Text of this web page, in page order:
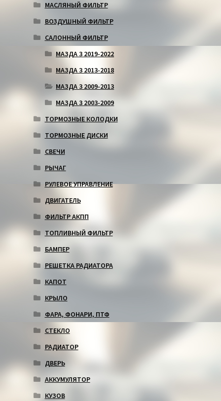
МАСЛЯНЫЙ ФИЛЬТР
ВОЗДУШНЫЙ ФИЛЬТР
САЛОННЫЙ ФИЛЬТР
МАЗДА 3 2019-2022
МАЗДА 3 2013-2018
МАЗДА 3 2009-2013
МАЗДА 3 2003-2009
ТОРМОЗНЫЕ КОЛОДКИ
ТОРМОЗНЫЕ ДИСКИ
СВЕЧИ
РЫЧАГ
РУЛЕВОЕ УПРАВЛЕНИЕ
ДВИГАТЕЛЬ
ФИЛЬТР АКПП
ТОПЛИВНЫЙ ФИЛЬТР
БАМПЕР
РЕШЕТКА РАДИАТОРА
КАПОТ
КРЫЛО
ФАРА, ФОНАРИ, ПТФ
СТЕКЛО
РАДИАТОР
ДВЕРЬ
АККУМУЛЯТОР
КУЗОВ